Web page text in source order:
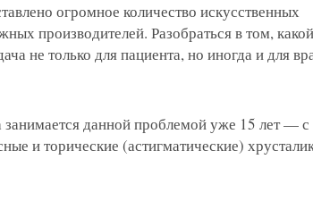
огромное количество искусственных
производителей. Разобраться в том,
не только для пациента, но иногда и для
данной проблемой уже 15 лет — с
и торические (астигматические)